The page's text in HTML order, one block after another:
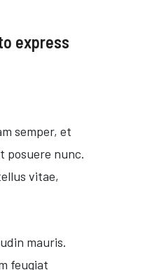
express
semper, et
posuere nunc.
vitae,
mauris.
feugiat